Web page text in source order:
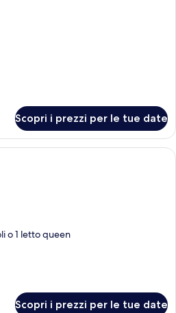
Scopri i prezzi per le tue date
Una moderna camera d'albergo con
o 1 letto queen
Scopri i prezzi per le tue date